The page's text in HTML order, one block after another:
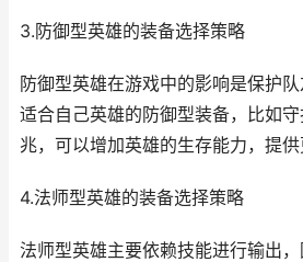
3.防御型英雄的装备选择策略
防御型英雄在游戏中的影响是保护
适合自己英雄的防御型装备，比如
兆，可以增加英雄的生存能力，提供
4.法师型英雄的装备选择策略
法师型英雄主要依赖技能进行输出